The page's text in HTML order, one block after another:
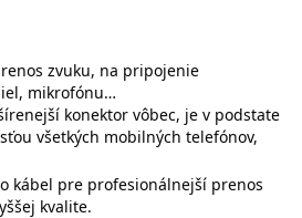
zvuku, na pripojenie
mikrofónu…
konektor vôbec, je v podstate
všetkých mobilných telefónov,
kábel pre profesionálnejší prenos
kvalite.